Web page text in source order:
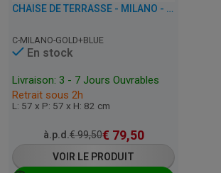
CHAISE DE TERRASSE - MILANO - ALUMINIUM
C-MILANO-GOLD+BLUE
En stock
Livraison: 3 - 7 Jours Ouvrables
Retrait sous 2h
L: 57 x P: 57 x H: 82 cm
à.p.d.€99,50€ 79,50
VOIR LE PRODUIT